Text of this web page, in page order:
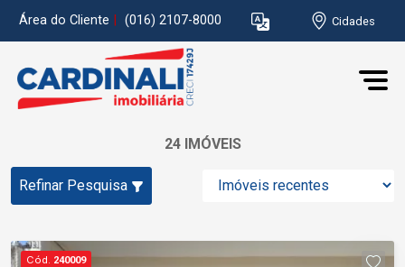
Área do Cliente (016) 2107-8000 Cidades
24 IMÓVEIS
Refinar Pesquisa
Cód. 240009